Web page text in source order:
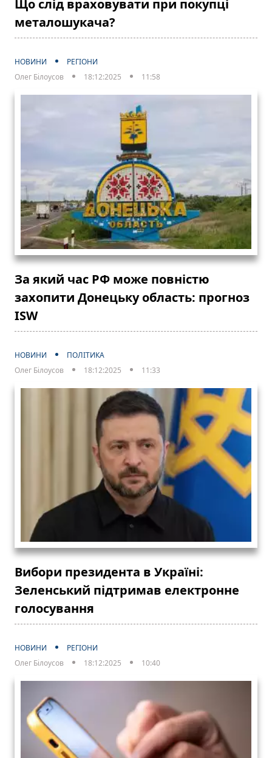
Що слід враховувати при покупці
металошукача?
НОВИНИ
РЕГІОНИ
Олег Білоусов
18:12:2025 11:58
За який час РФ може повністю
захопити Донецьку область: прогноз
ISW
НОВИНИ
ПОЛІТИКА
Олег Білоусов
18:12:2025 11:33
Вибори президента в Україні:
Зеленський підтримав електронне
голосування
НОВИНИ
РЕГІОНИ
Олег Білоусов
18:12:2025 10:40